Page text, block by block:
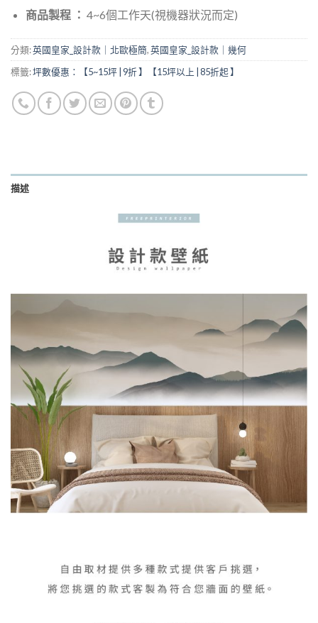
商品製程 ： 4~6個工作天(視機器狀況而定)
分類:英國皇家_設計款｜北歐極簡,英國皇家_設計款｜幾何
標籤:坪數優惠：【5~15坪 | 9折 】【15坪以上 | 85折起 】
描述